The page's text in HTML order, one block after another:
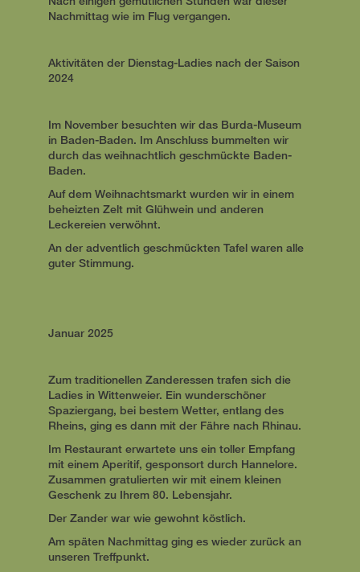
Nachmittag wie im Flug vergangen.
Aktivitäten der Dienstag-Ladies nach der Saison
2024
Im November besuchten wir das Burda-Museum
in Baden-Baden. Im Anschluss bummelten wir
durch das weihnachtlich geschmückte Baden-
Baden.
Auf dem Weihnachtsmarkt wurden wir in einem
beheizten Zelt mit Glühwein und anderen
Leckereien verwöhnt.
An der adventlich geschmückten Tafel waren alle
guter Stimmung.
Januar 2025
Zum traditionellen Zanderessen trafen sich die
Ladies in Wittenweier. Ein wunderschöner
Spaziergang, bei bestem Wetter, entlang des
Rheins, ging es dann mit der Fähre nach Rhinau.
Im Restaurant erwartete uns ein toller Empfang
mit einem Aperitif, gesponsort durch Hannelore.
Zusammen gratulierten wir mit einem kleinen
Geschenk zu Ihrem 80. Lebensjahr.
Der Zander war wie gewohnt köstlich.
Am späten Nachmittag ging es wieder zurück an
unseren Treffpunkt.